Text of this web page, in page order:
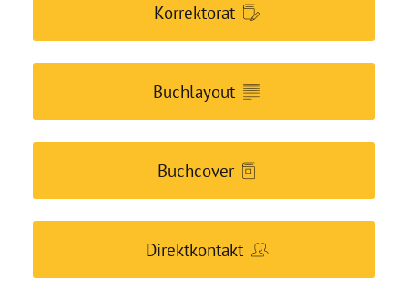
Korrektorat
Buchlayout
Buchcover
Direktkontakt